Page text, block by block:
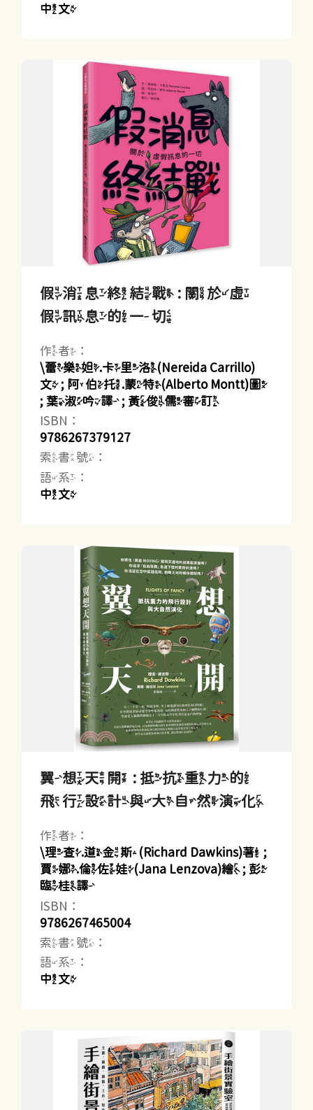
中文
假消息終結戰 : 關於虛
假訊息的一切
作者：
\蕾樂妲.卡里洛(Nereida Carrillo)
文 ; 阿伯托.蒙特(Alberto Montt)圖
; 葉淑吟譯 ; 黃俊儒審訂
ISBN：
9786267379127
索書號：
語系：
中文
翼想天開 : 抵抗重力的
飛行設計與大自然演化
作者：
\理查.道金斯(Richard Dawkins)著 ;
賈娜.倫佐娃(Jana Lenzova)繪 ; 彭
臨桂譯
ISBN：
9786267465004
索書號：
語系：
中文